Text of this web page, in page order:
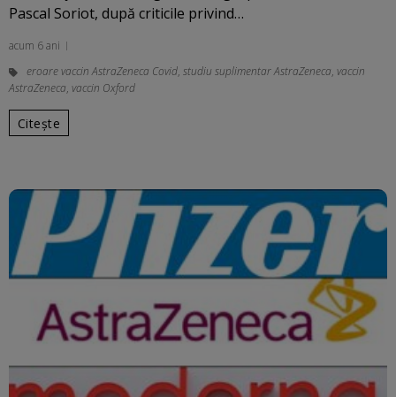
Pascal Soriot, după criticile privind…
acum 6 ani
eroare vaccin AstraZeneca Covid, studiu suplimentar AstraZeneca, vaccin
AstraZeneca, vaccin Oxford
Citește